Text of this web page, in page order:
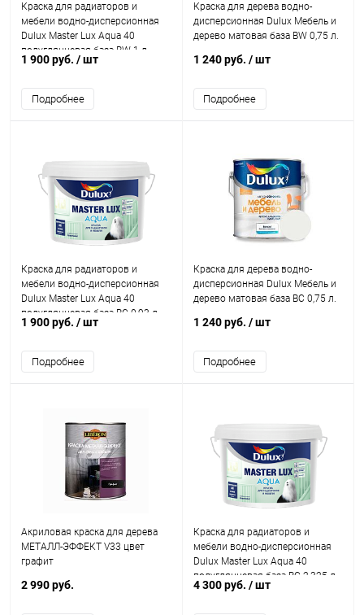
Краска для радиаторов и
мебели водно-дисперсионная
Dulux Master Lux Aqua 40
полуглянцевая база BW 1 л.
1 900 руб. / шт
Подробнее
Краска для дерева водно-
дисперсионная Dulux Мебель и
дерево матовая база BW 0,75 л.
1 240 руб. / шт
Подробнее
Краска для радиаторов и
мебели водно-дисперсионная
Dulux Master Lux Aqua 40
полуглянцевая база BC 0,93 л.
1 900 руб. / шт
Подробнее
Краска для дерева водно-
дисперсионная Dulux Мебель и
дерево матовая база BС 0,75 л.
1 240 руб. / шт
Подробнее
Акриловая краска для дерева
МЕТАЛЛ-ЭФФЕКТ V33 цвет
графит
2 990 руб.
Краска для радиаторов и
мебели водно-дисперсионная
Dulux Master Lux Aqua 40
полуглянцевая база BC 2,325 л.
4 300 руб. / шт